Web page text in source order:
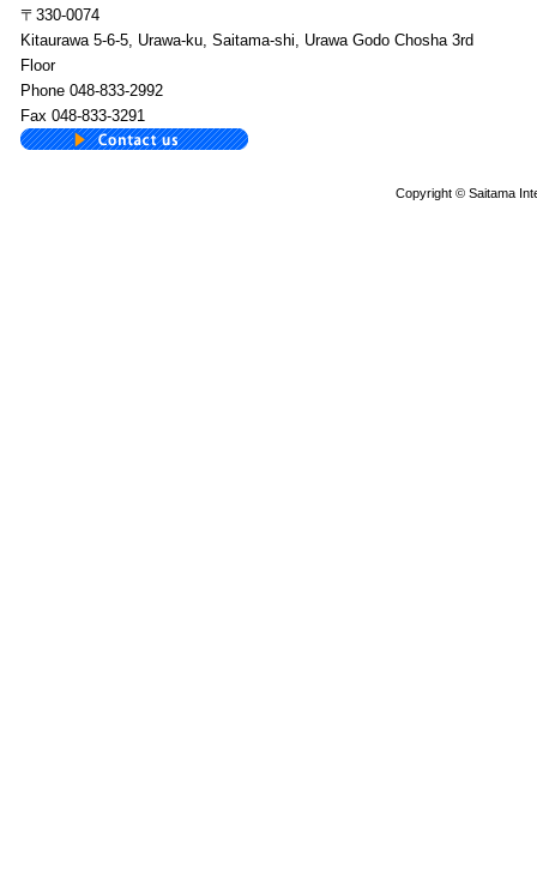
〒330-0074
Kitaurawa 5-6-5, Urawa-ku, Saitama-shi, Urawa Godo Chosha 3rd
Floor
Phone 048-833-2992
Fax 048-833-3291
Copyright © Saitama